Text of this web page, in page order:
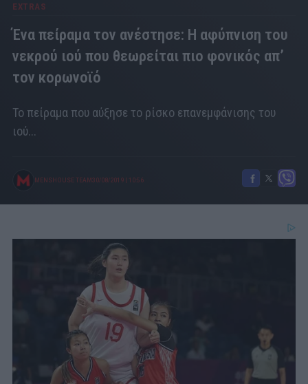
EXTRAS
Ένα πείραμα τον ανέστησε: Η αφύπνιση του
νεκρού ιού που θεωρείται πιο φονικός απ’
τον κορωνοϊό
Το πείραμα που αύξησε το ρίσκο επανεμφάνισης του
ιού...
MENSHOUSE TEAM 30/08/2019 10:56